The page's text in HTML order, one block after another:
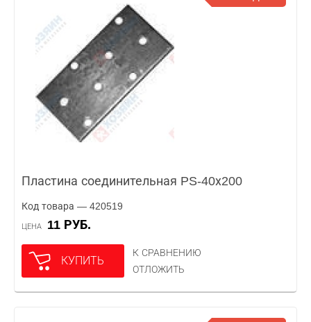
Пластина соединительная PS-40х200
Код товара — 420519
ЦЕНА 11 РУБ.
КУПИТЬ
К СРАВНЕНИЮ
ОТЛОЖИТЬ